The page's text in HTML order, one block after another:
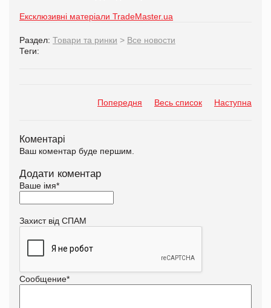
Ексклюзивні матеріали TradeMaster.ua
Раздел: Товари та ринки > Все новости
Теги:
Попередня Весь список Наступна
Коментарі
Ваш коментар буде першим.
Додати коментар
Ваше імя*
Захист від СПАМ
Сообщение*